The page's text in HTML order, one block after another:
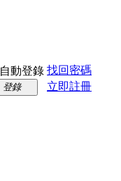
自動登錄 找回密碼
登錄 立即註冊